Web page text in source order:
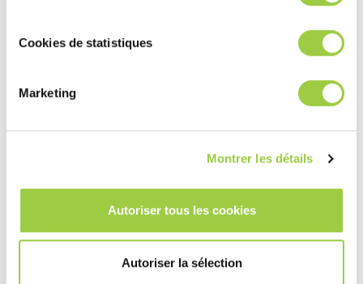
Cookies de statistiques
Marketing
Montrer les détails
Autoriser tous les cookies
Autoriser la sélection